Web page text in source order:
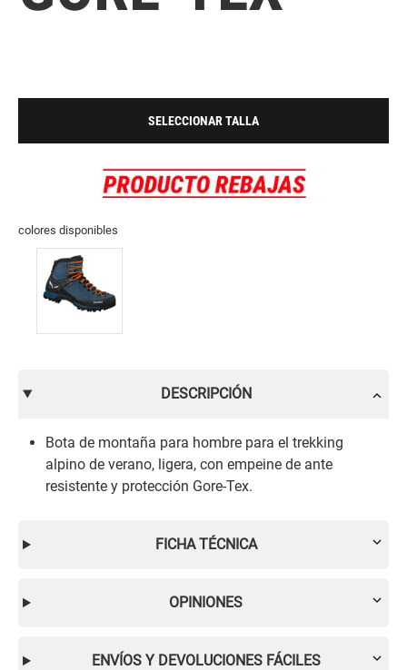
SELECCIONAR TALLA
colores disponibles
DESCRIPCIÓN
Bota de montaña para hombre para el trekking
alpino de verano, ligera, con empeine de ante
resistente y protección Gore-Tex.
FICHA TÉCNICA
OPINIONES
ENVÍOS Y DEVOLUCIONES FÁCILES